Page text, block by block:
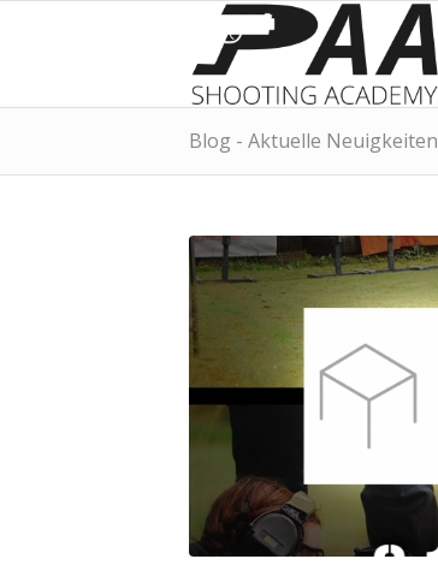
Blog - Aktuelle Neuigkeiten